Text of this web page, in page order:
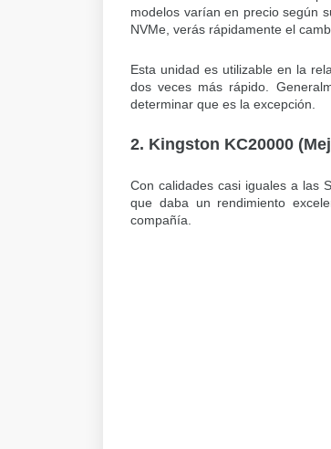
modelos varían en precio según
NVMe, verás rápidamente el
Esta unidad es utilizable en la
dos veces más rápido.
determinar que es la excepción.
2. Kingston KC20000
Con calidades casi iguales a las
que daba un rendimiento
compañía.